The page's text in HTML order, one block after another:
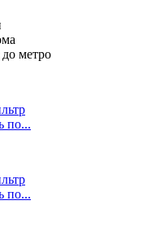
метро
по...
по...